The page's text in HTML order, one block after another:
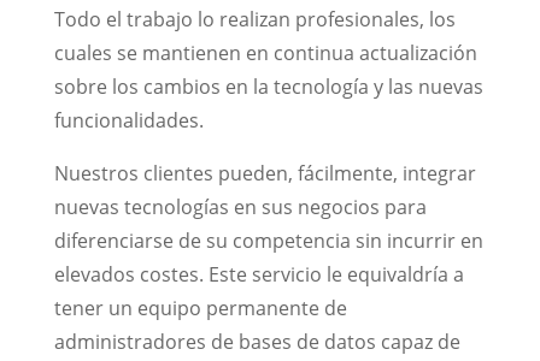
Todo el trabajo lo realizan profesionales, los
cuales se mantienen en continua actualización
sobre los cambios en la tecnología y las nuevas
funcionalidades.
Nuestros clientes pueden, fácilmente, integrar
nuevas tecnologías en sus negocios para
diferenciarse de su competencia sin incurrir en
elevados costes. Este servicio le equivaldría a
tener un equipo permanente de
administradores de bases de datos capaz de